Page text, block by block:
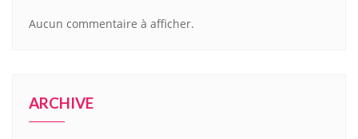
Aucun commentaire à afficher.
ARCHIVE